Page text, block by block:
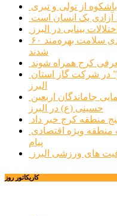
از تولی و تبری
آزادی یک انسان است
۶۰ هزار البرزی از خدمات اردوهای جهادی سلامت بهره‌مند
شدند
کرج همراه شوند
البرز
حسینی (ع) در البرز
منطقه کرج خبر داد
پیام
های ورزشی البرز
کاریکاتور روز